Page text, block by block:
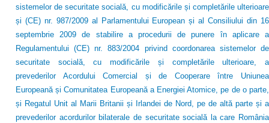
sistemelor de securitate socială, cu modificările și completările ulterioare
și (CE) nr. 987/2009 al Parlamentului European și al Consiliului din 16
septembrie 2009 de stabilire a procedurii de punere în aplicare a
Regulamentului (CE) nr. 883/2004 privind coordonarea sistemelor de
securitate socială, cu modificările și completările ulterioare, a
prevederilor Acordului Comercial și de Cooperare între Uniunea
Europeană și Comunitatea Europeană a Energiei Atomice, pe de o parte,
și Regatul Unit al Marii Britanii și Irlandei de Nord, pe de altă parte și a
prevederilor acordurilor bilaterale de securitate socială la care România